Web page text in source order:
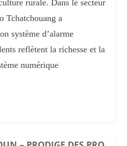
rurale. Dans le secteur
Tchatchouang a
système d’alarme
reflètent la richesse et la
numérique